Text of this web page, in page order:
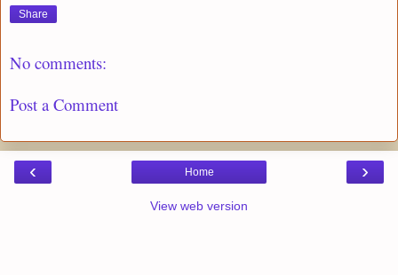
Share
No comments:
Post a Comment
‹ ›
Home
View web version